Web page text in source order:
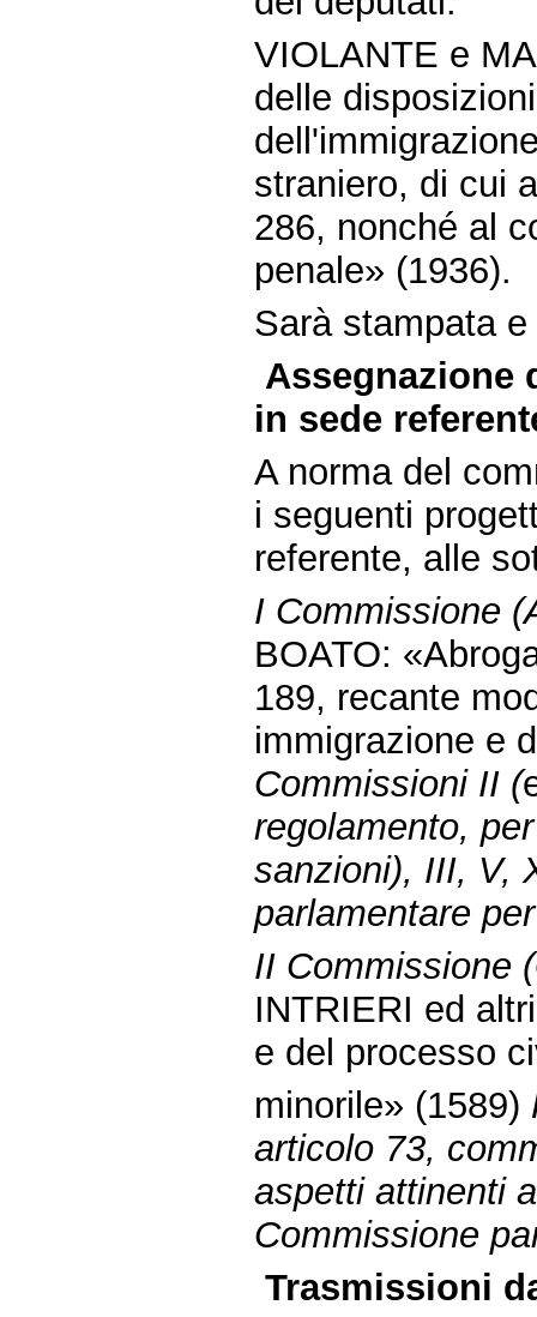
VIOLANTE e
delle
straniero, di cui
286, nonché al
penale» (1936).
Sarà stampata
Assegnazione
in sede
A norma del
i seguenti
referente, alle
I Commissione
BOATO:
189, recante
immigrazione e
Commissioni II (
regolamento,
sanzioni), III, V,
parlamentare
II Commissione
INTRIERI ed
e del processo
minorile» (1589)
articolo 73,
aspetti attinenti
Commissione
Trasmissioni